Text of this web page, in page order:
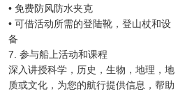
• 免费防风防水夹克
• 可借活动所需的登陆靴，登山杖和设
备
7. 参与船上活动和课程
深入讲授科学，历史，生物，地理，地
质或文化，为您的航行提供信息，帮助